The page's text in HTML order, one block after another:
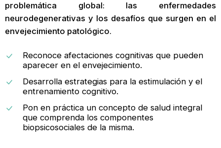
problemática global: las enfermedades
neurodegenerativas y los desafíos que surgen en el
envejecimiento patológico.
Reconoce afectaciones cognitivas que pueden
aparecer en el envejecimiento.
Desarrolla estrategias para la estimulación y el
entrenamiento cognitivo.
Pon en práctica un concepto de salud integral
que comprenda los componentes
biopsicosociales de la misma.